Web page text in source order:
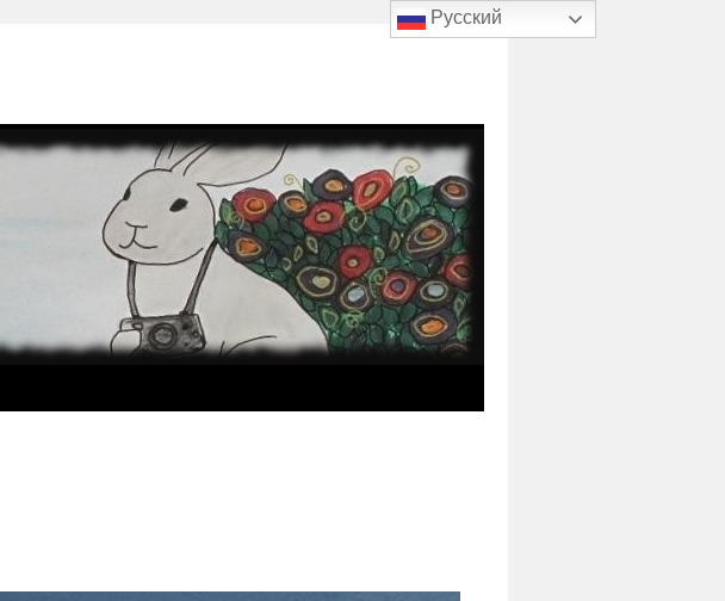
Русский